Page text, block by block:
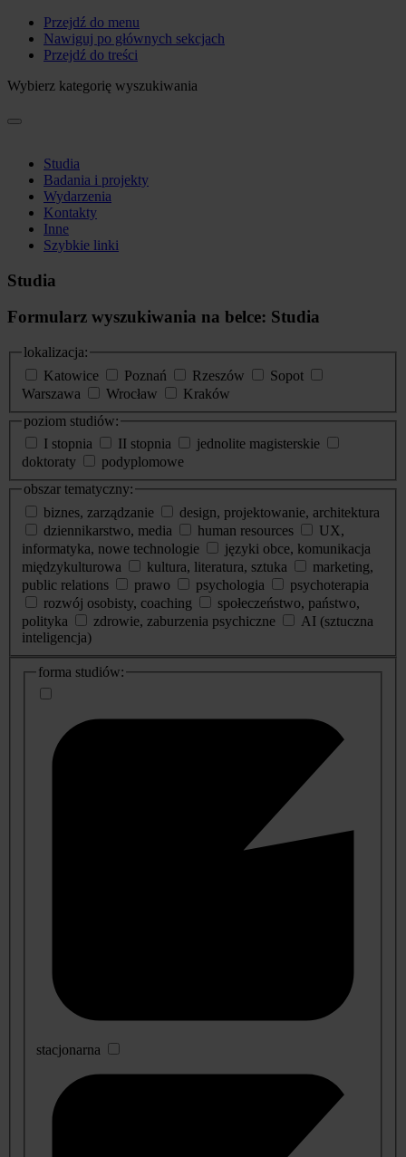
Przejdź do menu
Nawiguj po głównych sekcjach
Przejdź do treści
Wybierz kategorię wyszukiwania
Studia
Badania i projekty
Wydarzenia
Kontakty
Inne
Szybkie linki
Studia
Formularz wyszukiwania na belce: Studia
lokalizacja:
Katowice
Poznań Rzeszów
Sopot
Warszawa
Wrocław
Kraków
poziom studiów:
I stopnia
II stopnia
jednolite magisterskie
doktoraty
podyplomowe
obszar tematyczny:
biznes, zarządzanie
design, projektowanie, architektura
dziennikarstwo, media
human resources
UX,
informatyka, nowe technologie
języki obce, komunikacja
międzykulturowa
kultura, literatura, sztuka
marketing,
public relations
prawo psychologia
psychoterapia
rozwój osobisty, coaching
społeczeństwo, państwo,
polityka
zdrowie, zaburzenia psychiczne
AI (sztuczna
inteligencja)
dodatkowe
informacje
forma studiów:
stacjonarna